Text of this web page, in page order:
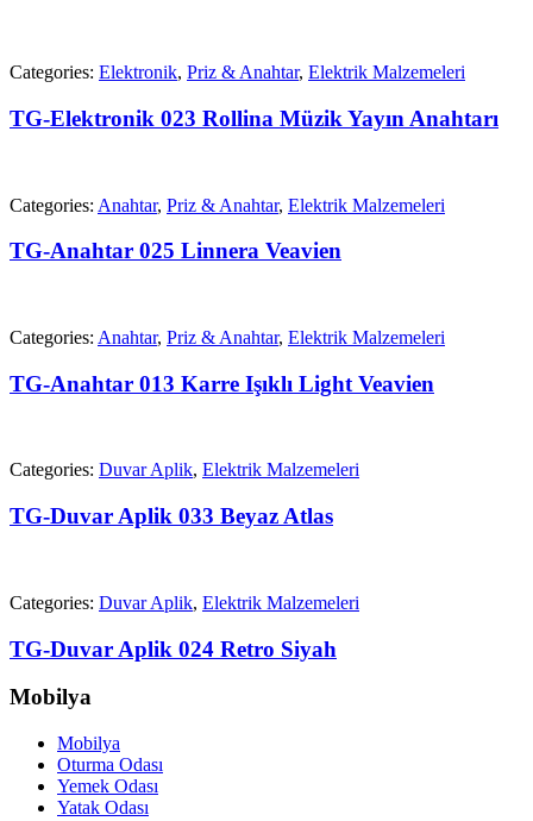
Categories: Elektronik, Priz & Anahtar, Elektrik Malzemeleri
TG-Elektronik 023 Rollina Müzik Yayın Anahtarı
Categories: Anahtar, Priz & Anahtar, Elektrik Malzemeleri
TG-Anahtar 025 Linnera Veavien
Categories: Anahtar, Priz & Anahtar, Elektrik Malzemeleri
TG-Anahtar 013 Karre Işıklı Light Veavien
Categories: Duvar Aplik, Elektrik Malzemeleri
TG-Duvar Aplik 033 Beyaz Atlas
Categories: Duvar Aplik, Elektrik Malzemeleri
TG-Duvar Aplik 024 Retro Siyah
Mobilya
Mobilya
Oturma Odası
Yemek Odası
Yatak Odası